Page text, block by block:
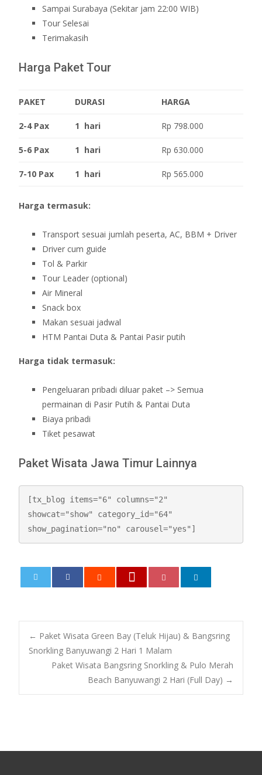
Sampai Surabaya (Sekitar jam 22:00 WIB)
Tour Selesai
Terimakasih
Harga Paket Tour
PAKET DURASI HARGA
2-4 Pax 1 hari Rp 798.000
5-6 Pax 1 hari Rp 630.000
7-10 Pax 1 hari Rp 565.000
Harga termasuk:
Transport sesuai jumlah peserta, AC, BBM + Driver
Driver cum guide
Tol & Parkir
Tour Leader (optional)
Air Mineral
Snack box
Makan sesuai jadwal
HTM Pantai Duta & Pantai Pasir putih
Harga tidak termasuk:
Pengeluaran pribadi diluar paket –> Semua
permainan di Pasir Putih & Pantai Duta
Biaya pribadi
Tiket pesawat
Paket Wisata Jawa Timur Lainnya
[tx_blog items="6" columns="2"
showcat="show" category_id="64"
show_pagination="no" carousel="yes"]
← Paket Wisata Green Bay (Teluk Hijau) & Bangsring
Snorkling Banyuwangi 2 Hari 1 Malam
Paket Wisata Bangsring Snorkling & Pulo Merah
Beach Banyuwangi 2 Hari (Full Day) →